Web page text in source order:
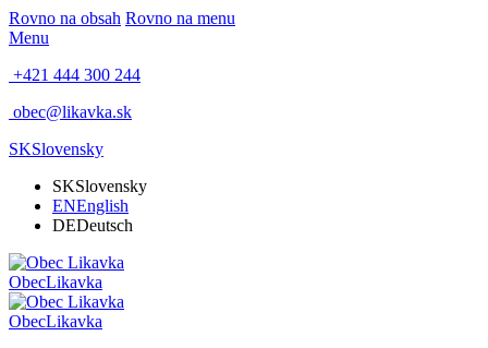
Rovno na obsah Rovno na menu
Menu
+421 444 300 244
obec@likavka.sk
SKSlovensky
SKSlovensky
ENEnglish
DEDeutsch
ObecLikavka
ObecLikavka